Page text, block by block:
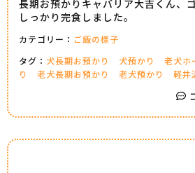
長期お預かりキャバリア大吉くん、
しっかり完食しました。
カテゴリー： ご飯の様子
タグ： 犬長期お預かり 犬預かり 老犬ホ
り
老犬長期お預かり 老犬預かり 軽井